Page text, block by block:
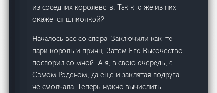
из соседних королевств. Так кто же из них
окажется шпионкой?
Началось все со спора. Заключили как-то
пари король и принц. Затем Его Высочество
поспорил со мной. А я, в свою очередь, с
Сэмом Роденом, да еще и заклятая подруга
не смолчала. Теперь нужно вычислить